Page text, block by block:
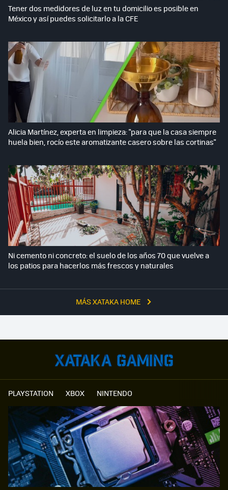
MÁS XATAKA HOME
Tener dos medidores de luz en tu domicilio es posible en
México y así puedes solicitarlo a la CFE
Alicia Martínez, experta en limpieza: "para que la casa siempre
huela bien, rocío este aromatizante casero sobre las cortinas"
Ni cemento ni concreto: el suelo de los años 70 que vuelve a
los patios para hacerlos más frescos y naturales
PLAYSTATION XBOX NINTENDO